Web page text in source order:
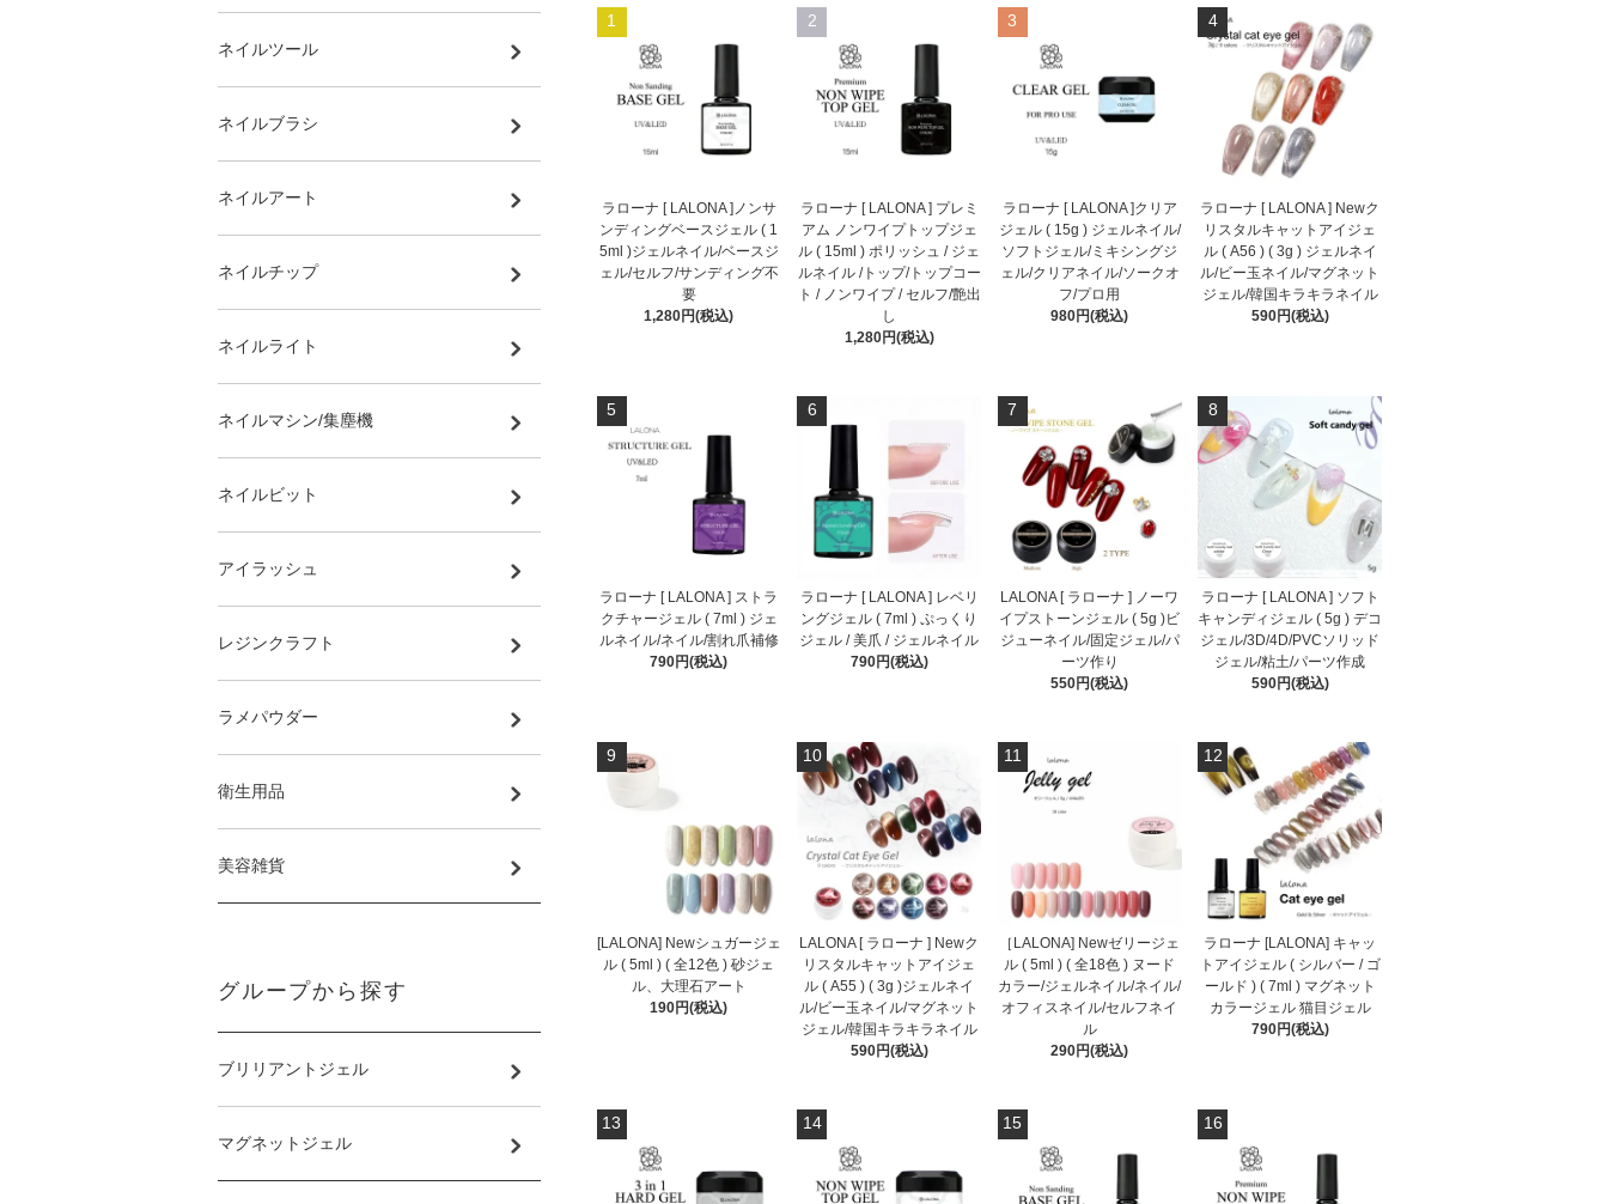
1
ラローナ [ LALONA ]ノンサ
ンディングベースジェル ( 1
5ml )ジェルネイル/ベースジ
ェル/セルフ/サンディング不
要
1,280円(税込)
2
ラローナ [ LALONA ] プレミ
アム ノンワイプトップジェ
ル ( 15ml ) ポリッシュ / ジェ
ルネイル /トップ/トップコー
ト / ノンワイプ / セルフ/艶出
し
1,280円(税込)
3
ラローナ [ LALONA ]クリア
ジェル ( 15g ) ジェルネイル/
ソフトジェル/ミキシングジ
ェル/クリアネイル/ソークオ
フ/プロ用
980円(税込)
4
ラローナ [ LALONA ] Newク
リスタルキャットアイジェ
ル ( A56 ) ( 3g ) ジェルネイ
ル/ビー玉ネイル/マグネット
ジェル/韓国キラキラネイル
590円(税込)
5
ラローナ [ LALONA ] ストラ
クチャージェル ( 7ml ) ジェ
ルネイル/ネイル/割れ爪補修
790円(税込)
6
ラローナ [ LALONA ] レベリ
ングジェル ( 7ml ) ぷっくり
ジェル / 美爪 / ジェルネイル
790円(税込)
7
LALONA [ ラローナ ] ノーワ
イプストーンジェル ( 5g )ビ
ジューネイル/固定ジェル/パ
ーツ作り
550円(税込)
8
ラローナ [ LALONA ] ソフト
キャンディジェル ( 5g ) デコ
ジェル/3D/4D/PVCソリッド
ジェル/粘土/パーツ作成
590円(税込)
9
[LALONA] Newシュガージェ
ル ( 5ml ) ( 全12色 ) 砂ジェ
ル、大理石アート
190円(税込)
10
LALONA [ ラローナ ] Newク
リスタルキャットアイジェ
ル ( A55 ) ( 3g )ジェルネイ
ル/ビー玉ネイル/マグネット
ジェル/韓国キラキラネイル
590円(税込)
11
［LALONA] Newゼリージェ
ル ( 5ml ) ( 全18色 ) ヌード
カラー/ジェルネイル/ネイル/
オフィスネイル/セルフネイ
ル
290円(税込)
12
ラローナ [LALONA] キャッ
トアイジェル ( シルバー / ゴ
ールド ) ( 7ml ) マグネット
カラージェル 猫目ジェル
790円(税込)
13 14 15 16
ネイルツール
ネイルブラシ
ネイルアート
ネイルチップ
ネイルライト
ネイルマシン/集塵機
ネイルビット
アイラッシュ
レジンクラフト
ラメパウダー
衛生用品
美容雑貨
グループから探す
ブリリアントジェル
マグネットジェル